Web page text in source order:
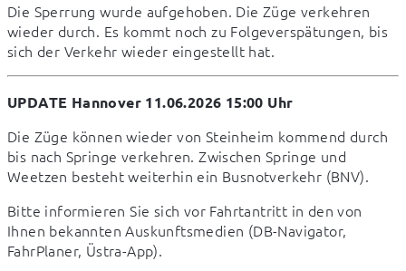
Die Sperrung wurde aufgehoben. Die Züge verkehren
wieder durch. Es kommt noch zu Folgeverspätungen, bis
sich der Verkehr wieder eingestellt hat.
UPDATE Hannover 11.06.2026 15:00 Uhr
Die Züge können wieder von Steinheim kommend durch
bis nach Springe verkehren. Zwischen Springe und
Weetzen besteht weiterhin ein Busnotverkehr (BNV).
Bitte informieren Sie sich vor Fahrtantritt in den von
Ihnen bekannten Auskunftsmedien (DB-Navigator,
FahrPlaner, Üstra-App).